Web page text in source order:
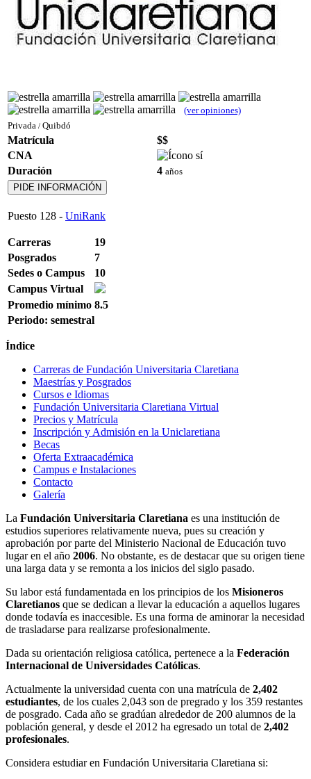
(ver opiniones)
Privada / Quibdó
Matrícula
$$
CNA
Duración
4 años
PIDE INFORMACIÓN
Puesto 128 - UniRank
Carreras
19
Posgrados
7
Sedes o Campus
10
Campus Virtual
Promedio mínimo 8.5
Periodo: semestral
Índice
Carreras de Fundación Universitaria Claretiana
Maestrías y Posgrados
Cursos e Idiomas
Fundación Universitaria Claretiana Virtual
Precios y Matrícula
Inscripción y Admisión en la Uniclaretiana
Becas
Oferta Extraacadémica
Campus e Instalaciones
Contacto
Galería
La Fundación Universitaria Claretiana es una institución de
estudios superiores relativamente nueva, pues su creación y
aprobación por parte del Ministerio Nacional de Educación tuvo
lugar en el año 2006. No obstante, es de destacar que su origen tiene
una larga data y se remonta a los inicios del siglo pasado.
Su labor está fundamentada en los principios de los Misioneros
Claretianos que se dedican a llevar la educación a aquellos lugares
donde todavía es inaccesible. Es una forma de aminorar la necesidad
de trasladarse para realizarse profesionalmente.
Dada su orientación religiosa católica, pertenece a la Federación
Internacional de Universidades Católicas.
Actualmente la universidad cuenta con una matrícula de 2,402
estudiantes, de los cuales 2,043 son de pregrado y los 359 restantes
de posgrado. Cada año se gradúan alrededor de 200 alumnos de la
población general, y desde el 2012 ha egresado un total de 2,402
profesionales.
Considera estudiar en Fundación Universitaria Claretiana si: